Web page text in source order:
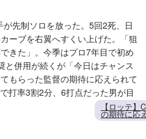
先制ソロを放った。5回2死、日
ーブを右翼へすくい上げた。「狙
きた」。今季はプロ7年目で初め
と併用が続くが「今日はチャンス
もらった監督の期待に応えられて
打率3割2分、6打点だった男が目
【ロッテ
の期待に応